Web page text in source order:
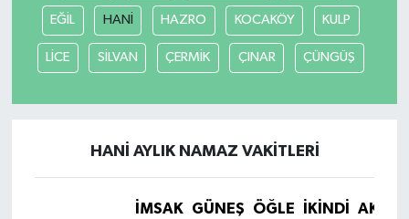
EĞİL HANİ HAZRO KOCAKÖY KULP
LİCE SİLVAN ÇERMİK ÇINAR ÇÜNGÜŞ
HANİ AYLIK NAMAZ VAKITLERI
İMSAK GÜNEŞ ÖĞLE İKINDI